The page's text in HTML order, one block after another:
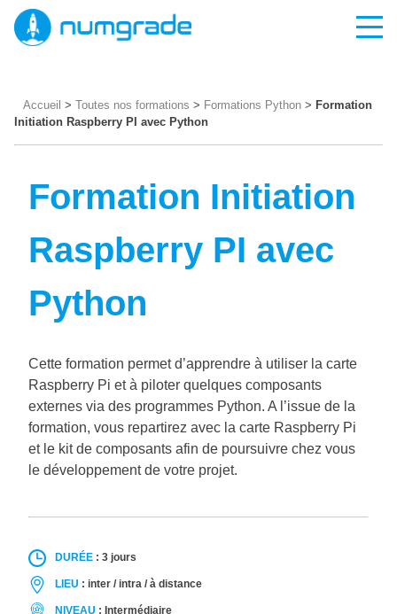
Accueil > Toutes nos formations > Formations Python > Formation
Initiation Raspberry PI avec Python
Formation Initiation
Raspberry PI avec
Python
Cette formation permet d’apprendre à utiliser la carte
Raspberry Pi et à piloter quelques composants
externes via des programmes Python. A l’issue de la
formation, vous repartirez avec la carte Raspberry Pi
et le kit de composants afin de poursuivre chez vous
le développement de votre projet.
DURÉE : 3 jours
LIEU : inter / intra / à distance
NIVEAU : Intermédiaire